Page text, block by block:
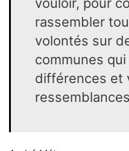
rassembler
volontés sur
communes
différences et